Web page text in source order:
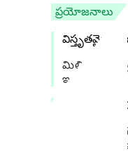
ప్రయోజనాలు
విస్తృతమైన
మిలియన్ల
ఇది కొనడానికి
రియల్ టైమ్
పోటీతత్వాన్ని